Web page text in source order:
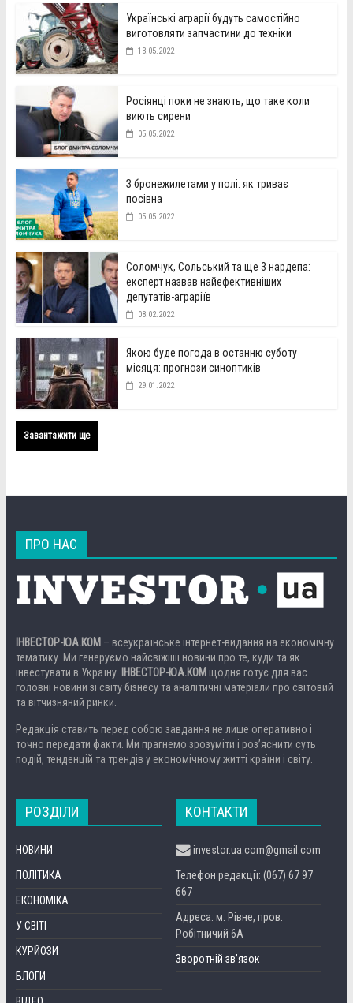
Українські аграрії будуть самостійно
виготовляти запчастини до техніки
13.05.2022
Росіянці поки не знають, що таке коли
виють сирени
05.05.2022
З бронежилетами у полі: як триває
посівна
05.05.2022
Соломчук, Сольський та ще 3 нардепа:
експерт назвав найефективніших
депутатів-аграріїв
08.02.2022
Якою буде погода в останню суботу
місяця: прогнози синоптиків
29.01.2022
Завантажити ще
ПРО НАС
ІНВЕСТОР-ЮА.КОМ – всеукраїнське інтернет-видання на економічну
тематику. Ми генеруємо найсвіжіші новини про те, куди та як
інвестувати в Україну.
ІНВЕСТОР-ЮА.КОМ щодня готує для вас
головні новини зі світу бізнесу та аналітичні матеріали про світовий
та вітчизняний ринки.
Редакція ставить перед собою завдання не лише оперативно і
точно передати факти. Ми прагнемо зрозуміти і роз’яснити суть
подій, тенденцій та трендів у економічному житті країни і світу.
РОЗДІЛИ
НОВИНИ
ПОЛІТИКА
ЕКОНОМІКА
У СВІТІ
КУРЙОЗИ
БЛОГИ
КОНТАКТИ
investor.ua.com@gmail.com
Телефон редакції: (067) 67 97
667
Адреса: м. Рівне, пров.
Робітничий 6А
Зворотній зв’язок